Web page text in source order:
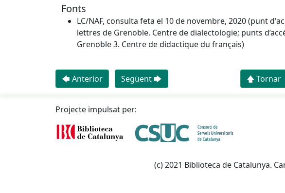
Fonts
LC/NAF, consulta feta el 10 de novembre, 2020 (punt
lettres de Grenoble. Centre de dialectologie; punts
Grenoble 3. Centre de didactique du français)
🡄 Anterior Següent 🡆 🡅 Tornar
Projecte impulsat per:
(c) 2021 Biblioteca de Catalunya.